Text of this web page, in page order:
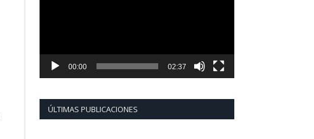
00:00 02:37
ÚLTIMAS PUBLICACIONES